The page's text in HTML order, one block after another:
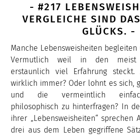
- #217
VERGLEICHE SIND
GLÜCKS. -
Manche Lebensweisheiten
Vermutlich weil in den meist
erstaunlich viel Erfahrung
wirklich immer? Oder lohnt es sich,
und die vermeintlich
philosophisch zu hinterfragen? In
ihrer „Lebensweisheiten“ sprechen
drei aus dem Leben gegriffene